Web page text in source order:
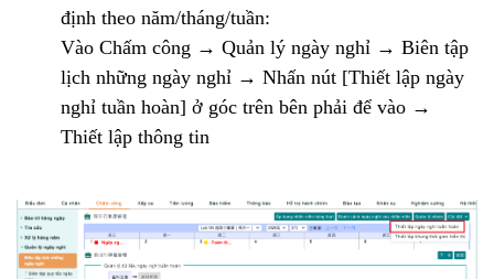
định theo năm/tháng/tuần:
Vào Chấm công → Quản lý ngày nghỉ → Biên tập
lịch những ngày nghỉ → Nhấn nút [Thiết lập ngày
nghỉ tuần hoàn] ở góc trên bên phải để vào →
Thiết lập thông tin